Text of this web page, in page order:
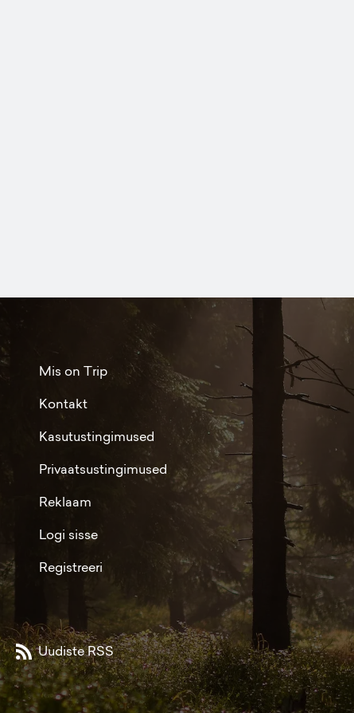
Mis on Trip
Kontakt
Kasutustingimused
Privaatsustingimused
Reklaam
Logi sisse
Registreeri
Uudiste RSS